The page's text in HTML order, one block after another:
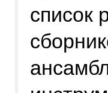
список